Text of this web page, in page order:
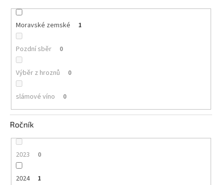
Moravské zemské 1
Pozdní sběr 0
Výběr z hroznů 0
slámové víno 0
Ročník
2023 0
2024 1